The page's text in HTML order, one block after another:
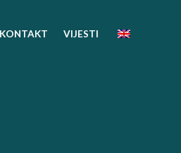
KONTAKT VIJESTI